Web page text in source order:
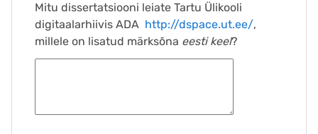
Mitu dissertatsiooni leiate Tartu Ülikooli
digitaalarhiivis ADA http://dspace.ut.ee/,
millele on lisatud märksõna eesti keel?